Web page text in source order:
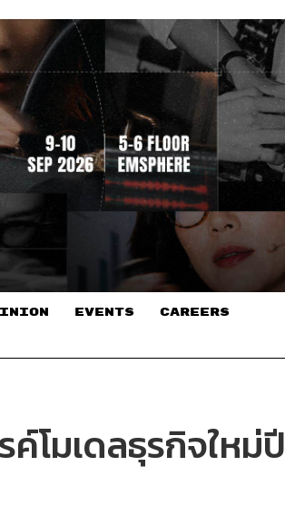
EVENTS CAREERS
โมเดลธุรกิจใหม่ปี